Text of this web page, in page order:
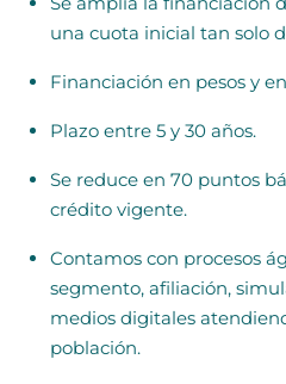
una cuota inicial tan solo
Financiación en pesos y
Plazo entre 5 y 30 años.
Se reduce en 70 puntos
crédito vigente.
Contamos con procesos
segmento, afiliación,
medios digitales
población.